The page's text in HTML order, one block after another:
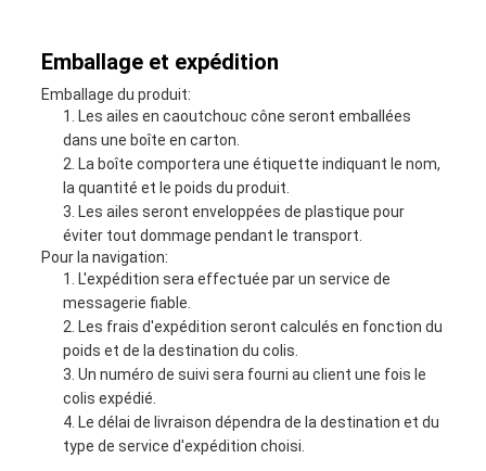
Emballage et expédition
Emballage du produit:
Les ailes en caoutchouc cône seront emballées
dans une boîte en carton.
La boîte comportera une étiquette indiquant le nom,
la quantité et le poids du produit.
Les ailes seront enveloppées de plastique pour
éviter tout dommage pendant le transport.
Pour la navigation:
L'expédition sera effectuée par un service de
messagerie fiable.
Les frais d'expédition seront calculés en fonction du
poids et de la destination du colis.
Un numéro de suivi sera fourni au client une fois le
colis expédié.
Le délai de livraison dépendra de la destination et du
type de service d'expédition choisi.